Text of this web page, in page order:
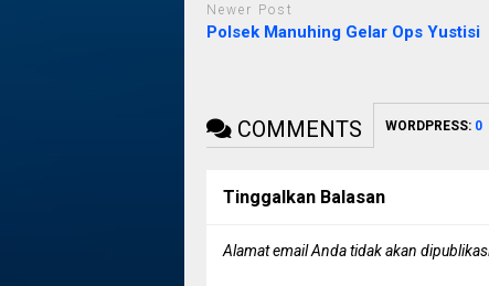
Newer Post
Polsek Manuhing Gelar Ops Yustisi
COMMENTS WORDPRESS: 0
Tinggalkan Balasan
Alamat email Anda tidak akan